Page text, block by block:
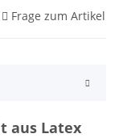
Frage zum Artikel
aus Latex